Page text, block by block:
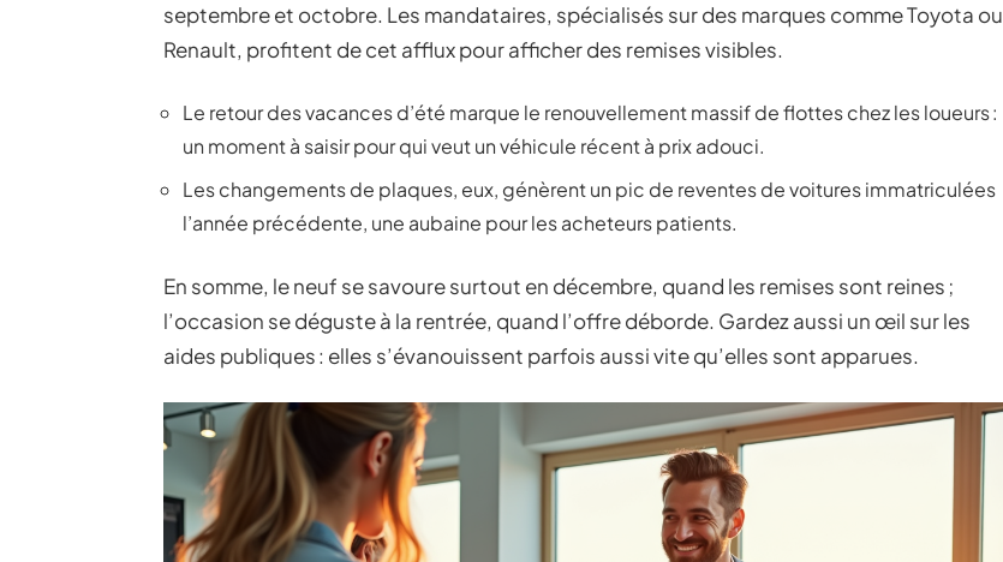
septembre et octobre. Les mandataires, spécialisés sur des marques comme Toyota ou
Renault, profitent de cet afflux pour afficher des remises visibles.
Le retour des vacances d’été marque le renouvellement massif de flottes chez les loueurs :
un moment à saisir pour qui veut un véhicule récent à prix adouci.
Les changements de plaques, eux, génèrent un pic de reventes de voitures immatriculées
l’année précédente, une aubaine pour les acheteurs patients.
En somme, le neuf se savoure surtout en décembre, quand les remises sont reines ;
l’occasion se déguste à la rentrée, quand l’offre déborde. Gardez aussi un œil sur les
aides publiques : elles s’évanouissent parfois aussi vite qu’elles sont apparues.